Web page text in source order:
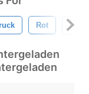
Rot